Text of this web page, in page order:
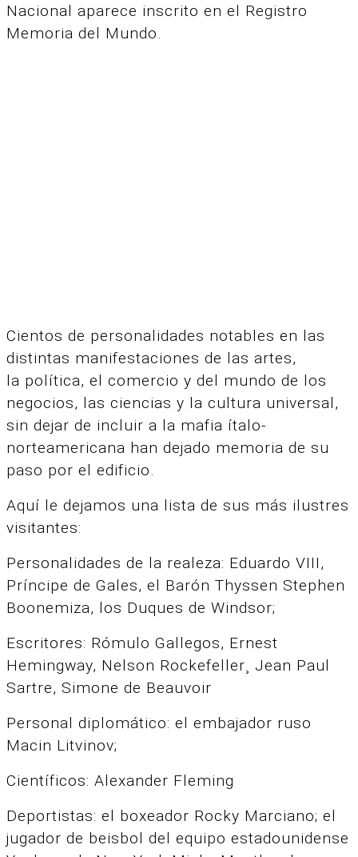
Nacional aparece inscrito en el Registro
Memoria del Mundo.
Cientos de personalidades notables en las
distintas manifestaciones de las artes,
la política, el comercio y del mundo de los
negocios, las ciencias y la cultura universal,
sin dejar de incluir a la mafia ítalo-
norteamericana han dejado memoria de su
paso por el edificio.
Aquí le dejamos una lista de sus más ilustres
visitantes:
Personalidades de la realeza: Eduardo VIII,
Príncipe de Gales, el Barón Thyssen Stephen
Boonemiza, los Duques de Windsor;
Escritores: Rómulo Gallegos, Ernest
Hemingway, Nelson Rockefeller¸ Jean Paul
Sartre, Simone de Beauvoir
Personal diplomático: el embajador ruso
Macin Litvinov;
Científicos: Alexander Fleming
Deportistas: el boxeador Rocky Marciano; el
jugador de beisbol del equipo estadounidense